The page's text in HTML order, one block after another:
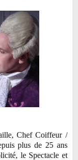
Chef Coiffeur /
plus de 25 ans
le Spectacle et